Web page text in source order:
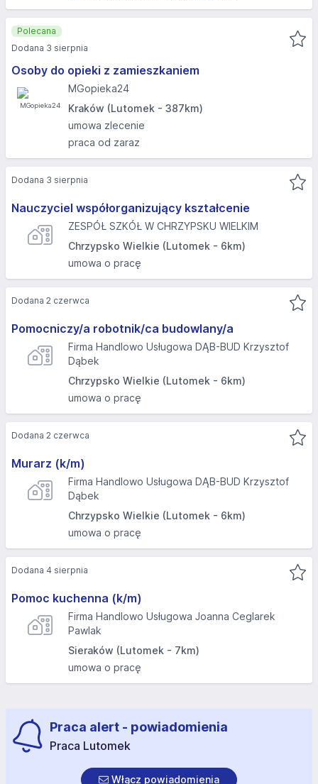
Osoby do opieki z zamieszkaniem
MGopieka24
Kraków (Lutomek - 387km)
umowa zlecenie
praca od zaraz
Polecana
Dodana 3 sierpnia
Nauczyciel współorganizujący kształcenie
ZESPÓŁ SZKÓŁ W CHRZYPSKU WIELKIM
Chrzypsko Wielkie (Lutomek - 6km)
umowa o pracę
Dodana 3 sierpnia
Pomocniczy/a robotnik/ca budowlany/a
Firma Handlowo Usługowa DĄB-BUD Krzysztof
Dąbek
Chrzypsko Wielkie (Lutomek - 6km)
umowa o pracę
Dodana 2 czerwca
Murarz (k/m)
Firma Handlowo Usługowa DĄB-BUD Krzysztof
Dąbek
Chrzypsko Wielkie (Lutomek - 6km)
umowa o pracę
Dodana 2 czerwca
Pomoc kuchenna (k/m)
Firma Handlowo Usługowa Joanna Ceglarek
Pawlak
Sieraków (Lutomek - 7km)
umowa o pracę
Dodana 4 sierpnia
Praca alert - powiadomienia
Praca Lutomek
Włącz powiadomienia